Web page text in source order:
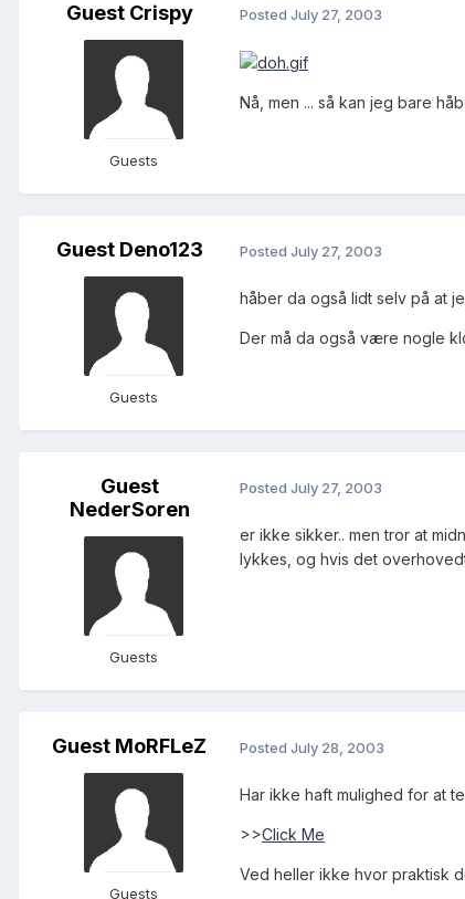
Guest Crispy
Guests
Posted July 27, 2003
Nå, men ... så kan jeg bare
Guest Deno123
Guests
Posted July 27, 2003
håber da også lidt selv på at
Der må da også være nogle
Guest
NederSoren
Guests
Posted July 27, 2003
er ikke sikker.. men tror at
lykkes, og hvis det
Guest MoRFLeZ
Guests
Posted July 28, 2003
Har ikke haft mulighed for at
>>Click Me
Ved heller ikke hvor praktisk